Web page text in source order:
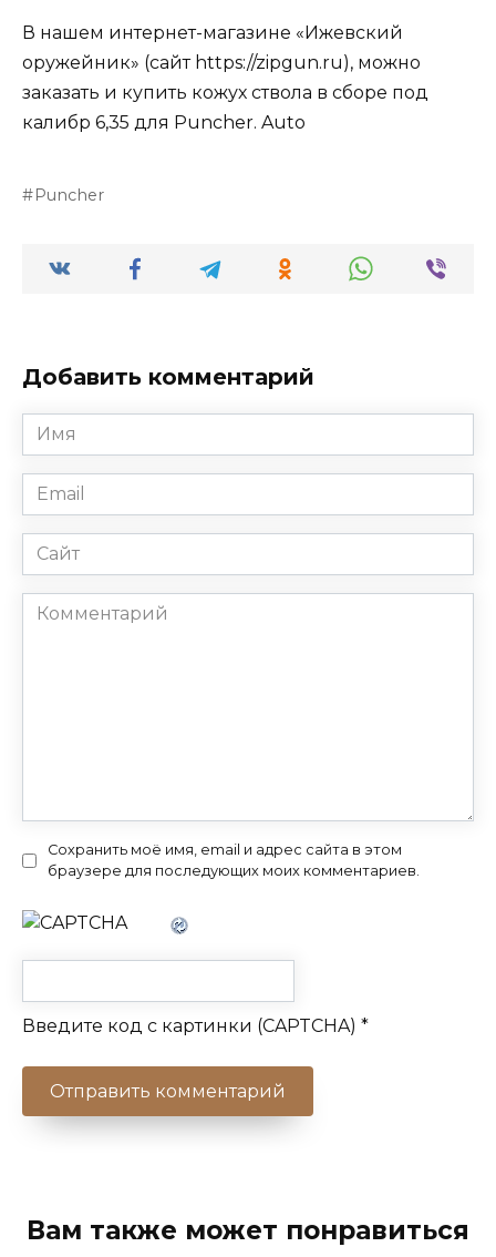
В нашем интернет-магазине «Ижевский
оружейник» (сайт https://zipgun.ru), можно
заказать и купить кожух ствола в сборе под
калибр 6,35 для Puncher. Auto
Puncher
Добавить комментарий
Имя
*
Email
*
Сайт
Комментарий
Сохранить моё имя, email и адрес сайта в этом
браузере для последующих моих комментариев.
Введите код с картинки (CAPTCHA) *
Вам также может понравиться